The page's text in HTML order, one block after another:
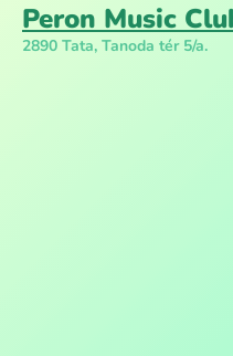
Peron Music
2890 Tata, Tanoda tér 5/a.